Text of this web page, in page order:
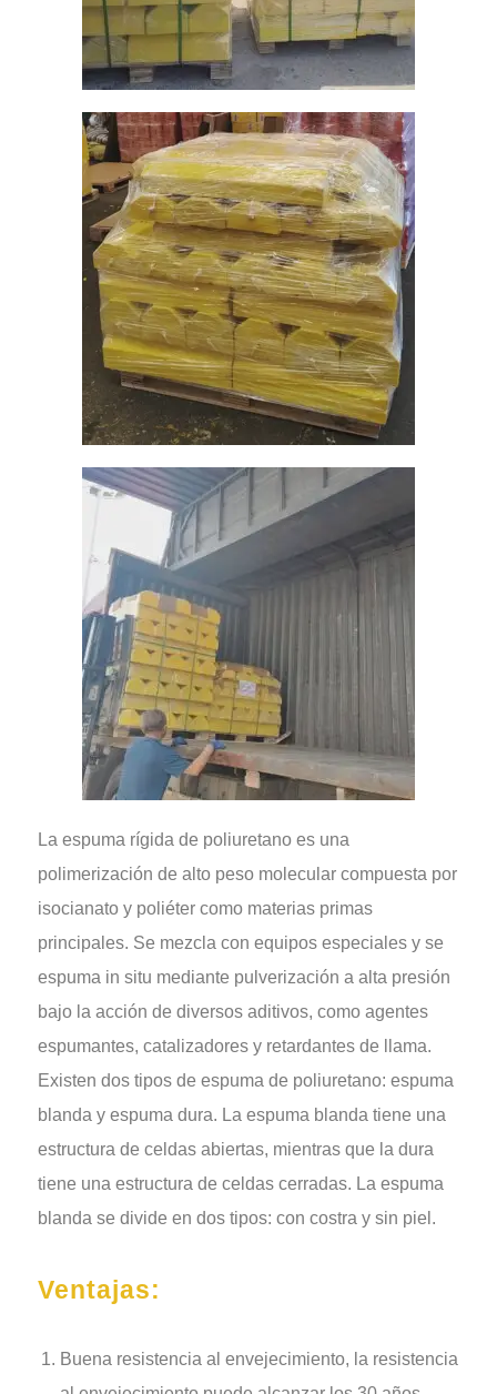
La espuma rígida de poliuretano es una
polimerización de alto peso molecular compuesta por
isocianato y poliéter como materias primas
principales. Se mezcla con equipos especiales y se
espuma in situ mediante pulverización a alta presión
bajo la acción de diversos aditivos, como agentes
espumantes, catalizadores y retardantes de llama.
Existen dos tipos de espuma de poliuretano: espuma
blanda y espuma dura. La espuma blanda tiene una
estructura de celdas abiertas, mientras que la dura
tiene una estructura de celdas cerradas. La espuma
blanda se divide en dos tipos: con costra y sin piel.
Ventajas:
Buena resistencia al envejecimiento, la resistencia